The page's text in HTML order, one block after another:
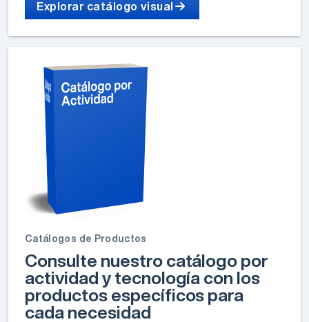
Explorar catálogo visual
Catálogos de Productos
Consulte nuestro catálogo por
actividad y tecnología con los
productos específicos para
cada necesidad